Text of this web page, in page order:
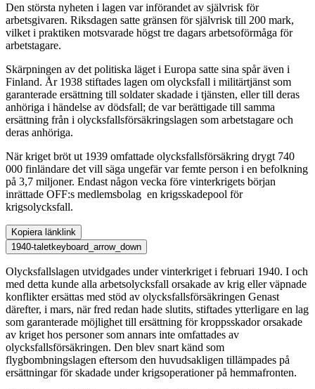
Den största nyheten i lagen var införandet av självrisk för
arbetsgivaren. Riksdagen satte gränsen för självrisk till 200 mark,
vilket i praktiken motsvarade högst tre dagars arbetsoförmåga för
arbetstagare.
Skärpningen av det politiska läget i Europa satte sina spår även i
Finland. År 1938 stiftades lagen om olycksfall i militärtjänst som
garanterade ersättning till soldater skadade i tjänsten, eller till deras
anhöriga i händelse av dödsfall; de var berättigade till samma
ersättning från i olycksfallsförsäkringslagen som arbetstagare och
deras anhöriga.
När kriget bröt ut 1939 omfattade olycksfallsförsäkring drygt 740
000 finländare det vill säga ungefär var femte person i en befolkning
på 3,7 miljoner. Endast någon vecka före vinterkrigets början
inrättade OFF:s medlemsbolag en krigsskadepool för
krigsolycksfall.
Kopiera länklink
1940-taletkeyboard_arrow_down
Olycksfallslagen utvidgades under vinterkriget i februari 1940. I och
med detta kunde alla arbetsolycksfall orsakade av krig eller väpnade
konflikter ersättas med stöd av olycksfallsförsäkringen Genast
därefter, i mars, när fred redan hade slutits, stiftades ytterligare en lag
som garanterade möjlighet till ersättning för kroppsskador orsakade
av kriget hos personer som annars inte omfattades av
olycksfallsförsäkringen. Den blev snart känd som
flygbombningslagen eftersom den huvudsakligen tillämpades på
ersättningar för skadade under krigsoperationer på hemmafronten.